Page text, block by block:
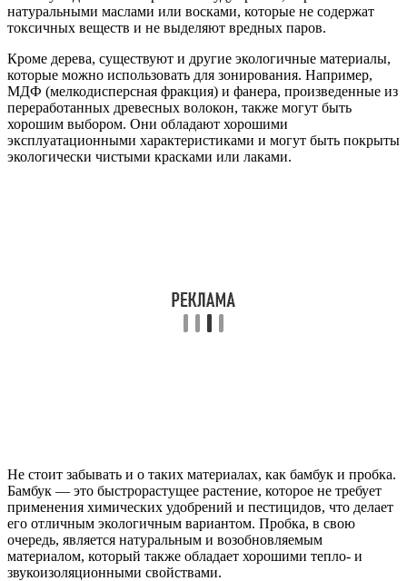
натуральными маслами или восками, которые не содержат
токсичных веществ и не выделяют вредных паров.
Кроме дерева, существуют и другие экологичные материалы,
которые можно использовать для зонирования. Например,
МДФ (мелкодисперсная фракция) и фанера, произведенные из
переработанных древесных волокон, также могут быть
хорошим выбором. Они обладают хорошими
эксплуатационными характеристиками и могут быть покрыты
экологически чистыми красками или лаками.
Не стоит забывать и о таких материалах, как бамбук и пробка.
Бамбук — это быстрорастущее растение, которое не требует
применения химических удобрений и пестицидов, что делает
его отличным экологичным вариантом. Пробка, в свою
очередь, является натуральным и возобновляемым
материалом, который также обладает хорошими тепло- и
звукоизоляционными свойствами.